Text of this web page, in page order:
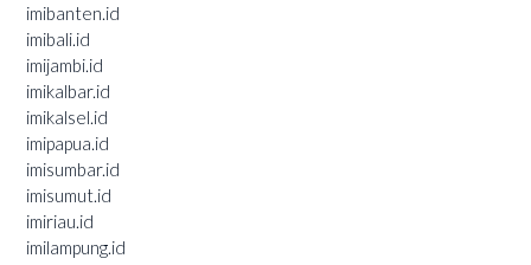
imibanten.id
imibali.id
imijambi.id
imikalbar.id
imikalsel.id
imipapua.id
imisumbar.id
imisumut.id
imiriau.id
imilampung.id